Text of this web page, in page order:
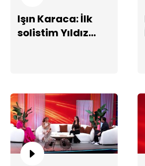
Işın Karaca: İlk
solistim Yıldız